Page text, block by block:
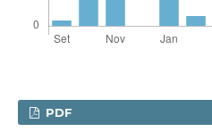
PDF